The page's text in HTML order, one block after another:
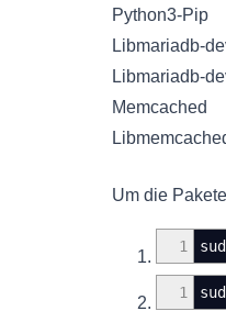
Python3-Pip
Libmariadb-
Libmariadb-
Memcached
Um die
1
1